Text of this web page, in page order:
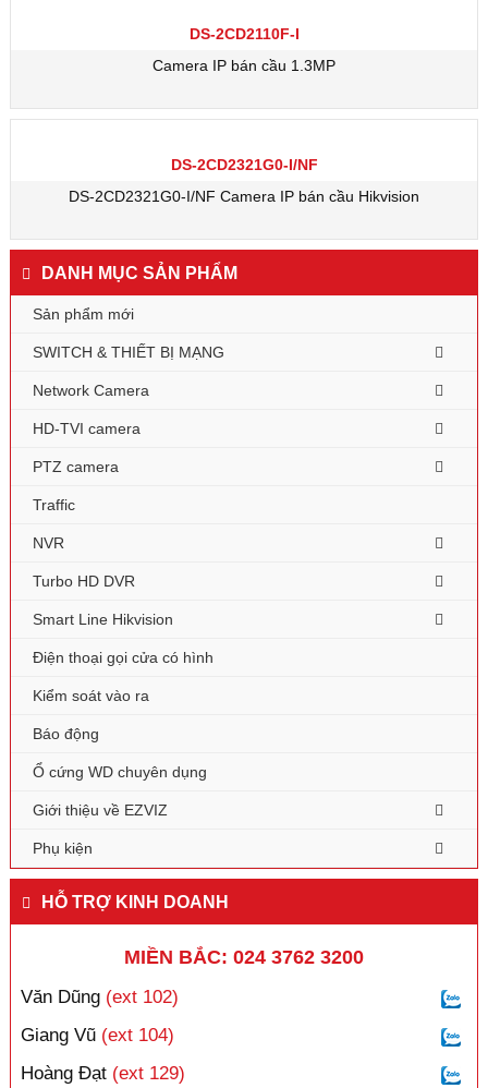
DS-2CD2110F-I
Camera IP bán cầu 1.3MP
DS-2CD2321G0-I/NF
DS-2CD2321G0-I/NF Camera IP bán cầu Hikvision
DANH MỤC SẢN PHẨM
Sản phẩm mới
SWITCH & THIẾT BỊ MẠNG
Network Camera
HD-TVI camera
PTZ camera
Traffic
NVR
Turbo HD DVR
Smart Line Hikvision
Điện thoại gọi cửa có hình
Kiểm soát vào ra
Báo động
Ổ cứng WD chuyên dụng
Giới thiệu về EZVIZ
Phụ kiện
HỖ TRỢ KINH DOANH
MIỀN BẮC: 024 3762 3200
Văn Dũng (ext 102)
Giang Vũ (ext 104)
Hoàng Đạt (ext 129)